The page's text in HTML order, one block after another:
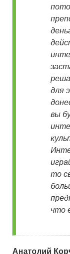
для
вы
то
что
Анатолий